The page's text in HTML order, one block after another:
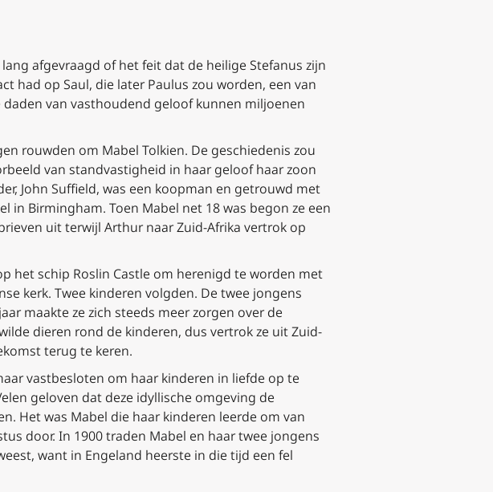
afgevraagd of het feit dat de heilige Stefanus zijn
had op Saul, die later Paulus zou worden, een van
van vasthoudend geloof kunnen miljoenen
rouwden om Mabel Tolkien. De geschiedenis zou
van standvastigheid in haar geloof haar zoon
John Suffield, was een koopman en getrouwd met
in Birmingham. Toen Mabel net 18 was begon ze een
uit terwijl Arthur naar Zuid-Afrika vertrok op
het schip Roslin Castle om herenigd te worden met
kerk. Twee kinderen volgden. De twee jongens
maakte ze zich steeds meer zorgen over de
dieren rond de kinderen, dus vertrok ze uit Zuid-
terug te keren.
vastbesloten om haar kinderen in liefde op te
geloven dat deze idyllische omgeving de
Het was Mabel die haar kinderen leerde om van
door. In 1900 traden Mabel en haar twee jongens
want in Engeland heerste in die tijd een fel